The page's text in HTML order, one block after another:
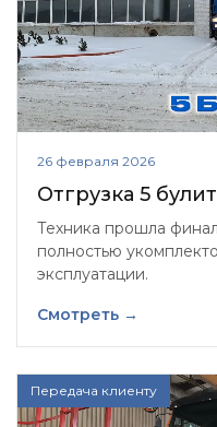
26 февраля 2026
Отгрузка 5
Техника прошла
полностью
эксплуатации.
Смотреть →
Передача клиенту